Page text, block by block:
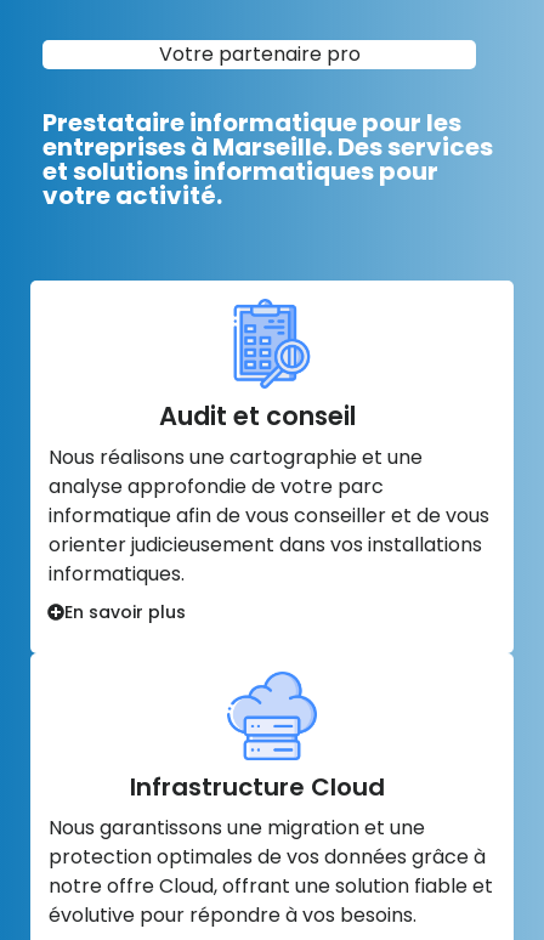
Votre partenaire pro
Prestataire informatique pour les
entreprises à Marseille. Des services
et solutions informatiques pour
votre activité.
Audit et conseil
Nous réalisons une cartographie et une
analyse approfondie de votre parc
informatique afin de vous conseiller et de vous
orienter judicieusement dans vos installations
informatiques.
En savoir plus
Infrastructure Cloud
Nous garantissons une migration et une
protection optimales de vos données grâce à
notre offre Cloud, offrant une solution fiable et
évolutive pour répondre à vos besoins.